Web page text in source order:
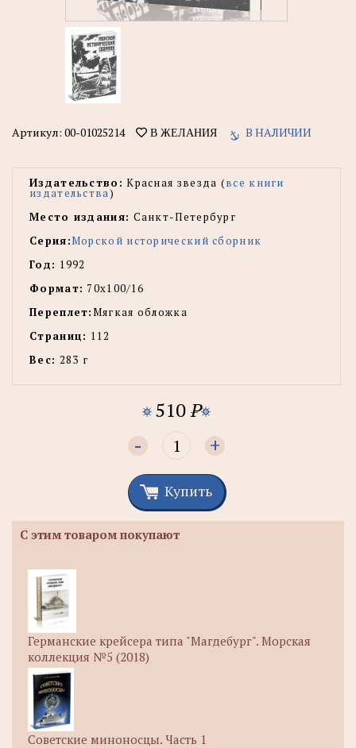
Артикул: 00-01025214 В ЖЕЛАНИЯ В НАЛИЧИИ
Издательство: Красная звезда (все книги
издательства)
Место издания: Санкт-Петербург
Серия:Морской исторический сборник
Год: 1992
Формат: 70х100/16
Переплет:Мягкая обложка
Страниц: 112
Вес: 283 г
510P
- +
Купить
С этим товаром покупают
Германские крейсера типа "Магдебург". Морская
коллекция №5 (2018)
Советские миноносцы. Часть 1